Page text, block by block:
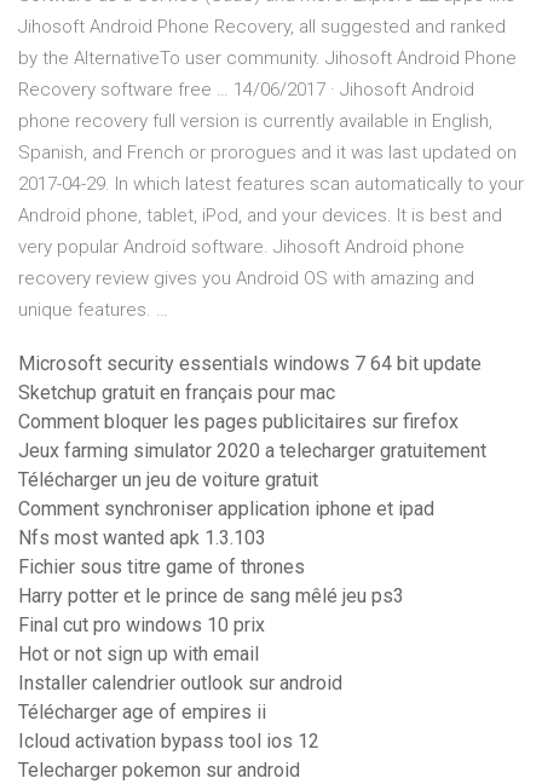
Jihosoft Android Phone Recovery, all suggested and ranked
by the AlternativeTo user community. Jihosoft Android Phone
Recovery software free … 14/06/2017 · Jihosoft Android
phone recovery full version is currently available in English,
Spanish, and French or prorogues and it was last updated on
2017-04-29. In which latest features scan automatically to your
Android phone, tablet, iPod, and your devices. It is best and
very popular Android software. Jihosoft Android phone
recovery review gives you Android OS with amazing and
unique features. …
Microsoft security essentials windows 7 64 bit update
Sketchup gratuit en français pour mac
Comment bloquer les pages publicitaires sur firefox
Jeux farming simulator 2020 a telecharger gratuitement
Télécharger un jeu de voiture gratuit
Comment synchroniser application iphone et ipad
Nfs most wanted apk 1.3.103
Fichier sous titre game of thrones
Harry potter et le prince de sang mêlé jeu ps3
Final cut pro windows 10 prix
Hot or not sign up with email
Installer calendrier outlook sur android
Télécharger age of empires ii
Icloud activation bypass tool ios 12
Telecharger pokemon sur android